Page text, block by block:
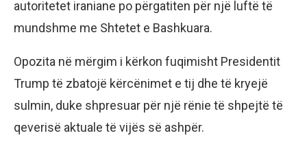
autoritetet iraniane po përgatiten për një luftë të
mundshme me Shtetet e Bashkuara.
Opozita në mërgim i kërkon fuqimisht Presidentit
Trump të zbatojë kërcënimet e tij dhe të kryejë
sulmin, duke shpresuar për një rënie të shpejtë të
qeverisë aktuale të vijës së ashpër.